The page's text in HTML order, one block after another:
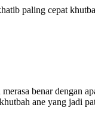
paling cepat
benar dengan
ane yang jadi